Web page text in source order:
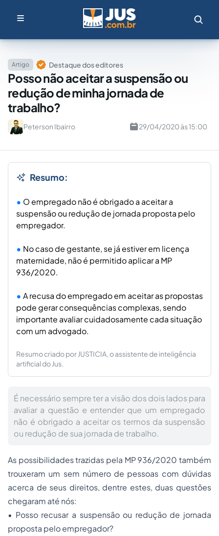
Artigo Destaque dos editores
Posso não aceitar a suspensão ou
redução de minha jornada de
trabalho?
Peterson Ibairro 29/04/2020 às 15:00
Resumo:
O empregado não é obrigado a aceitar a
suspensão ou redução de jornada proposta pelo
empregador.
No caso de gestante, se já estiver em licença
maternidade, não é permitido aplicar a MP
936/2020.
A recusa do empregado em aceitar as propostas
pode gerar consequências complexas, sendo
importante avaliar cuidadosamente cada situação
com um advogado.
Resumo criado por JUSTICIA, o assistente de inteligência
artificial do Jus.
É necessário sempre ter a visão dos dois lados para
avaliar a questão e entender que um empregado
não é obrigado a aceitar os termos da suspensão
ou redução de sua jornada de trabalho.
As possibilidades trazidas pela MP 936/2020 também
trouxeram um sem número de pessoas com dúvidas
acerca de seus direitos, dentre estes, duas questões
chegaram até nós:
• Posso recusar a suspensão ou redução de jornada
proposta pelo empregador?